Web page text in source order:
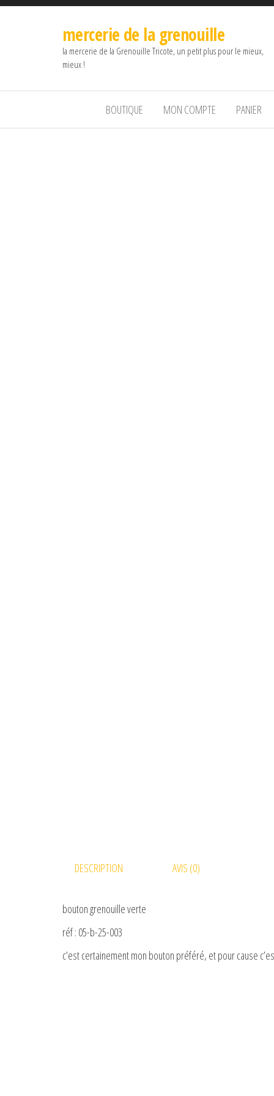
mercerie de la grenouille
la mercerie de la Grenouille Tricote, un petit plus pour le mieux,
mieux !
BOUTIQUE MON COMPTE PANIER
DESCRIPTION AVIS (0)
bouton grenouille verte
réf : 05-b-25-003
c’est certainement mon bouton préféré, et pour cause